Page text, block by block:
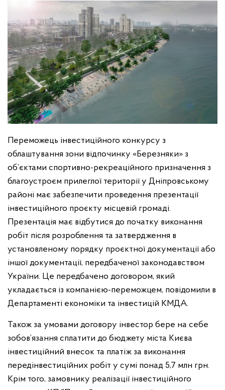
Переможець інвестиційного конкурсу з
облаштування зони відпочинку «Березняки» з
об’єктами спортивно-рекреаційного призначення з
благоустроєм прилеглої території у Дніпровському
районі має забезпечити проведення презентації
інвестиційного проєкту місцевій громаді.
Презентація має відбутися до початку виконання
робіт після розроблення та затвердження в
установленому порядку проєктної документації або
іншої документації, передбаченої законодавством
України. Це передбачено договором, який
укладається із компанією-переможцем, повідомили в
Департаменті економіки та інвестицій КМДА.
Також за умовами договору інвестор бере на себе
зобов’язання сплатити до бюджету міста Києва
інвестиційний внесок та платіж за виконання
передінвестиційних робіт у сумі понад 5,7 млн грн.
Крім того, замовнику реалізації інвестиційного